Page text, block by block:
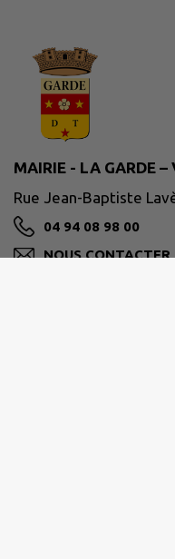
MAIRIE - LA GARDE –
Rue Jean-Baptiste
04 94 08 98 00
NOUS CONTACTER